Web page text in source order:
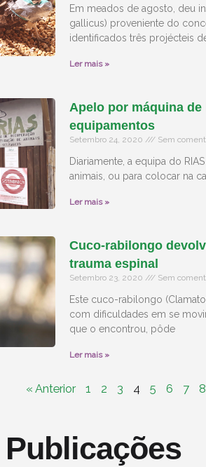
Em meados de agosto, deu
gallicus) proveniente do
identificados três projécteis
Ler mais »
Apelo por máquina
equipamentos
Setembro 24, 2020 Sem
Diariamente, a equipa do
animais, ou para colocar na
Ler mais »
Cuco-rabilongo
trauma espinal
Setembro 23, 2020 Sem
Este cuco-rabilongo
com dificuldades em se
que o encontrou, pôde
Ler mais »
« Anterior 1 2 3 4 5 6 7 8